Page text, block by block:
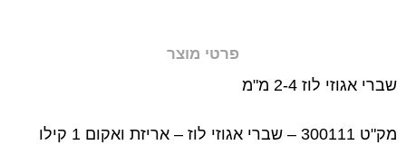
פרטי מוצר
שברי אגוזי לוז 2-4 מ"מ
מק"ט 300111 – שברי אגוזי לוז – אריזת ואקום 1 קילו